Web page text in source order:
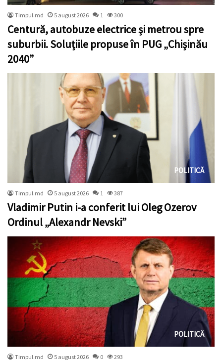
Timpul.md 5 august 2026 1 300
Centură, autobuze electrice și metrou spre
suburbii. Soluțiile propuse în PUG „Chișinău
2040”
POLITICĂ
Timpul.md 5 august 2026 1 387
Vladimir Putin i-a conferit lui Oleg Ozerov
Ordinul „Alexandr Nevski”
POLITICĂ
Timpul.md 5 august 2026 0 293